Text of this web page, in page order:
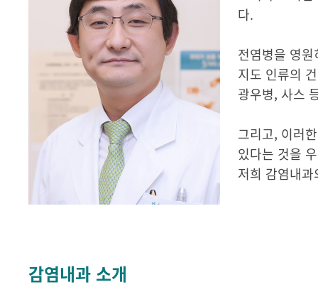
다.
전염병을 영
지도 인류의
광우병, 사스
그리고, 이러
있다는 것을
저희 감염내
감염내과 소개